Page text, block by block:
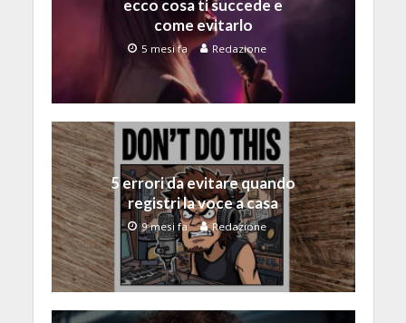
ecco cosa ti succede e
come evitarlo
5 mesi fa Redazione
5 errori da evitare quando
registri la voce a casa
9 mesi fa Redazione